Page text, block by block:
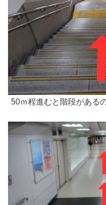
50ｍ程進むと階段がある